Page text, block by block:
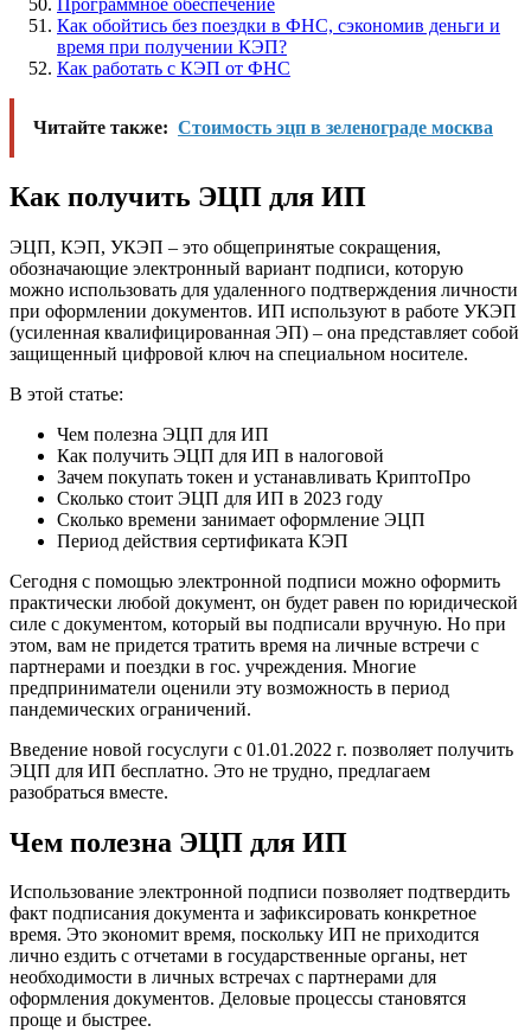
Как обойтись без поездки в ФНС, сэкономив деньги и
время при получении КЭП?
Как работать с КЭП от ФНС
Читайте также: Стоимость эцп в зеленограде москва
Как получить ЭЦП для ИП
ЭЦП, КЭП, УКЭП – это общепринятые сокращения,
обозначающие электронный вариант подписи, которую
можно использовать для удаленного подтверждения личности
при оформлении документов. ИП используют в работе УКЭП
(усиленная квалифицированная ЭП) – она представляет собой
защищенный цифровой ключ на специальном носителе.
В этой статье:
Чем полезна ЭЦП для ИП
Как получить ЭЦП для ИП в налоговой
Зачем покупать токен и устанавливать КриптоПро
Сколько стоит ЭЦП для ИП в 2023 году
Сколько времени занимает оформление ЭЦП
Период действия сертификата КЭП
Сегодня с помощью электронной подписи можно оформить
практически любой документ, он будет равен по юридической
силе с документом, который вы подписали вручную. Но при
этом, вам не придется тратить время на личные встречи с
партнерами и поездки в гос. учреждения. Многие
предприниматели оценили эту возможность в период
пандемических ограничений.
Введение новой госуслуги с 01.01.2022 г. позволяет получить
ЭЦП для ИП бесплатно. Это не трудно, предлагаем
разобраться вместе.
Чем полезна ЭЦП для ИП
Использование электронной подписи позволяет подтвердить
факт подписания документа и зафиксировать конкретное
время. Это экономит время, поскольку ИП не приходится
лично ездить с отчетами в государственные органы, нет
необходимости в личных встречах с партнерами для
оформления документов. Деловые процессы становятся
проще и быстрее.